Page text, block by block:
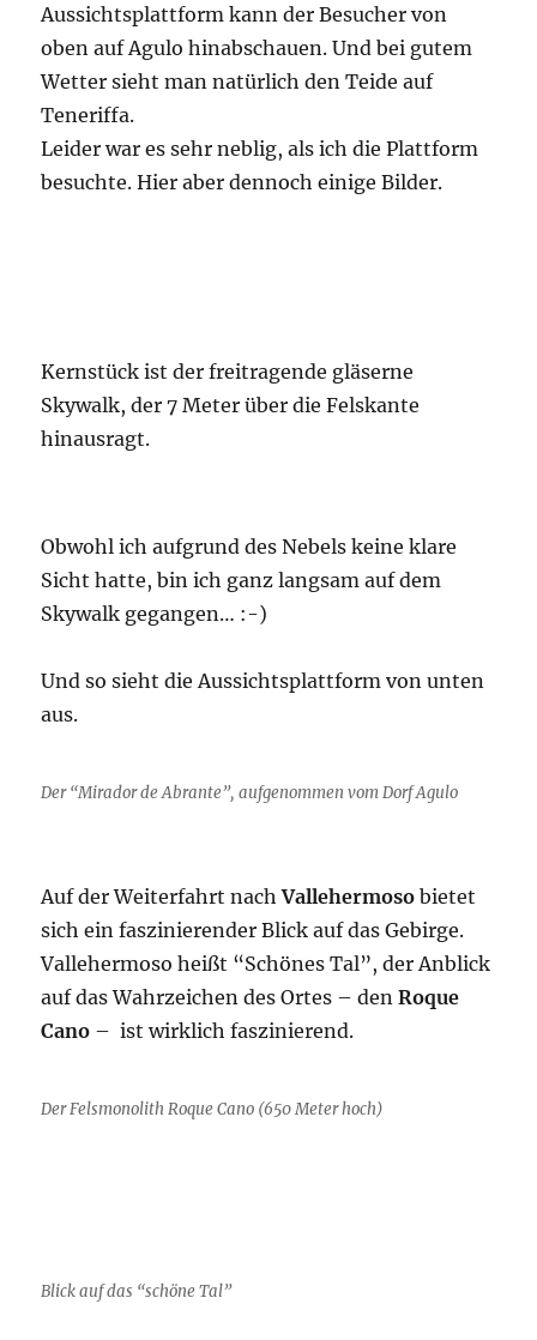
Aussichtsplattform kann der Besucher von
oben auf Agulo hinabschauen. Und bei gutem
Wetter sieht man natürlich den Teide auf
Teneriffa.
Leider war es sehr neblig, als ich die Plattform
besuchte. Hier aber dennoch einige Bilder.
Kernstück ist der freitragende gläserne
Skywalk, der 7 Meter über die Felskante
hinausragt.
Obwohl ich aufgrund des Nebels keine klare
Sicht hatte, bin ich ganz langsam auf dem
Skywalk gegangen… :-)
Und so sieht die Aussichtsplattform von unten
aus.
Der “Mirador de Abrante”, aufgenommen vom Dorf Agulo
Auf der Weiterfahrt nachVallehermoso bietet
sich ein faszinierender Blick auf das Gebirge.
Vallehermoso heißt “Schönes Tal”, der Anblick
auf das Wahrzeichen des Ortes – denRoque
Cano – ist wirklich faszinierend.
Der Felsmonolith Roque Cano (650 Meter hoch)
Blick auf das “schöne Tal”